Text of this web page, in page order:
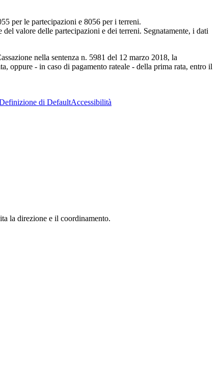
per le partecipazioni e 8056 per i terreni.
valore delle partecipazioni e dei terreni. Segnatamente, i dati
nella sentenza n. 5981 del 12 marzo 2018, la
oppure - in caso di pagamento rateale - della prima rata, entro il
di DefaultAccessibilità
la direzione e il coordinamento.